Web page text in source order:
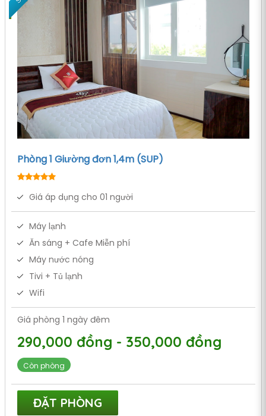
Phòng 1 Giường đơn 1,4m (SUP)
Giá áp dụng cho 01 người
Máy lạnh
Ăn sáng + Cafe Miễn phí
Máy nước nóng
Tivi + Tủ lạnh
Wifi
Giá phòng 1 ngày đêm
290,000 đồng - 350,000 đồng
Còn phòng
ĐẶT PHÒNG